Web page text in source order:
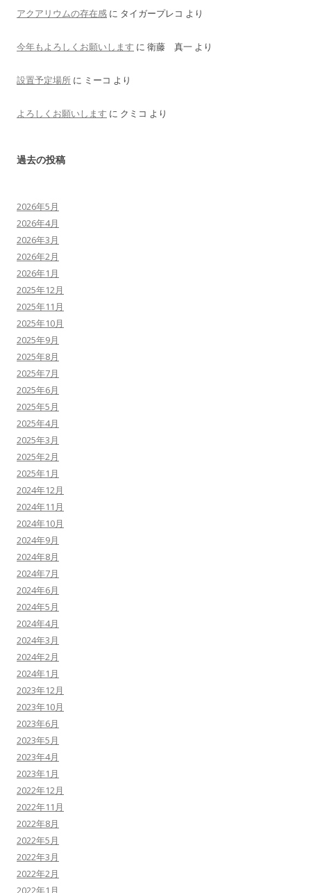
アクアリウムの存在感 に タイガープレコ より
今年もよろしくお願いします に 衛藤 真一 より
設置予定場所 に ミーコ より
よろしくお願いします に クミコ より
過去の投稿
2026年5月
2026年4月
2026年3月
2026年2月
2026年1月
2025年12月
2025年11月
2025年10月
2025年9月
2025年8月
2025年7月
2025年6月
2025年5月
2025年4月
2025年3月
2025年2月
2025年1月
2024年12月
2024年11月
2024年10月
2024年9月
2024年8月
2024年7月
2024年6月
2024年5月
2024年4月
2024年3月
2024年2月
2024年1月
2023年12月
2023年10月
2023年6月
2023年5月
2023年4月
2023年1月
2022年12月
2022年11月
2022年8月
2022年5月
2022年3月
2022年2月
2022年1月